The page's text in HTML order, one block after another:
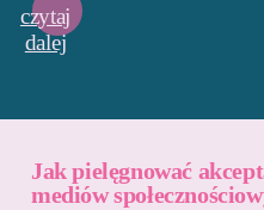
czytaj
dalej
Jak pielęgnować
mediów